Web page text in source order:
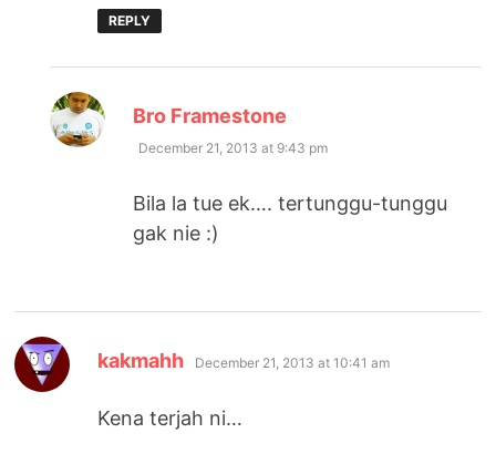
REPLY
Bro Framestone
December 21, 2013 at 9:43 pm
Bila la tue ek…. tertunggu-tunggu
gak nie :)
kakmahh says:
December 21, 2013 at 10:41 am
Kena terjah ni…